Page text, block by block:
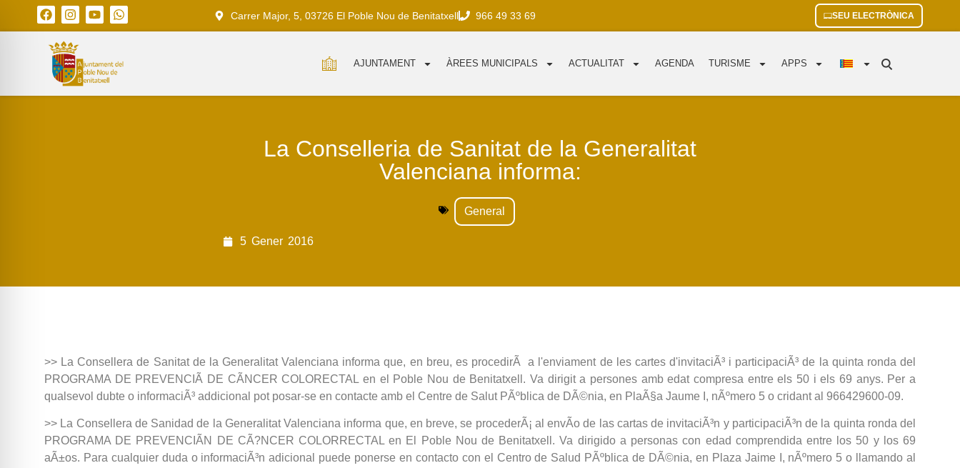
Carrer Major, 5, 03726 El Poble Nou de Benitatxell 966 49 33 69 SEU ELECTRÒNICA
AJUNTAMENT ÀREES MUNICIPALS ACTUALITAT AGENDA TURISME APPS
La Conselleria de Sanitat de la Generalitat
Valenciana informa:
General
5 Gener 2016
>> La Consellera de Sanitat de la Generalitat Valenciana informa que, en breu, es procedirÃ a l'enviament de les cartes d'invitaciÃ³ i participaciÃ³ de la quinta ronda del
PROGRAMA DE PREVENCIÃ DE CÃNCER COLORECTAL en el Poble Nou de Benitatxell. Va dirigit a persones amb edat compresa entre els 50 i els 69 anys. Per a
qualsevol dubte o informaciÃ³ addicional pot posar-se en contacte amb el Centre de Salut PÃºblica de DÃ©nia, en PlaÃ§a Jaume I, nÃºmero 5 o cridant al 966429600-09.
>> La Consellera de Sanidad de la Generalitat Valenciana informa que, en breve, se procederÃ¡ al envÃ­o de las cartas de invitaciÃ³n y participaciÃ³n de la quinta ronda del
PROGRAMA DE PREVENCIÃN DE CÃ?NCER COLORRECTAL en El Poble Nou de Benitatxell. Va dirigido a personas con edad comprendida entre los 50 y los 69
aÃ±os. Para cualquier duda o informaciÃ³n adicional puede ponerse en contacto con el Centro de Salud PÃºblica de DÃ©nia, en Plaza Jaime I, nÃºmero 5 o llamando al